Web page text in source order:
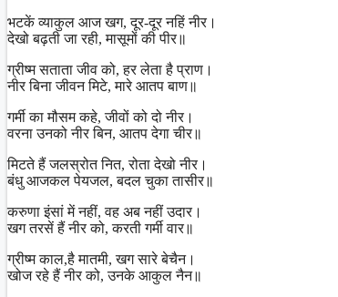
भटकें व्याकुल आज खग, दूर-दूर नहिं नीर।
देखो बढ़ती जा रही, मासूमों की पीर॥
ग्रीष्म सताता जीव को, हर लेता है प्राण।
नीर बिना जीवन मिटे, मारे आतप बाण॥
गर्मी का मौसम कहे, जीवों को दो नीर।
वरना उनको नीर बिन, आतप देगा चीर॥
मिटते हैं जलस्रोत नित, रोता देखो नीर।
बंधु आजकल पेयजल, बदल चुका तासीर॥
करुणा इंसां में नहीं, वह अब नहीं उदार।
खग तरसें हैं नीर को, करती गर्मी वार॥
ग्रीष्म काल,है मातमी, खग सारे बेचैन।
खोज रहे हैं नीर को, उनके आकुल नैन॥